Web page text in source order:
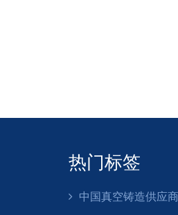
热门标签
中国真空铸造供应商